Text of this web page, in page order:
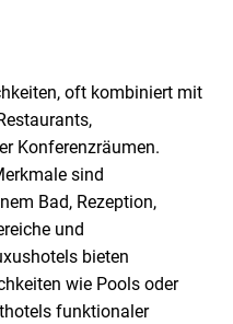
oft kombiniert mit
Konferenzräumen.
sind
Bad, Rezeption,
und
bieten
wie Pools oder
funktionaler